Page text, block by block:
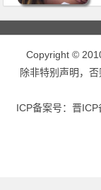
Copyright ©
除非特别声明，
ICP备案号： 晋ICP